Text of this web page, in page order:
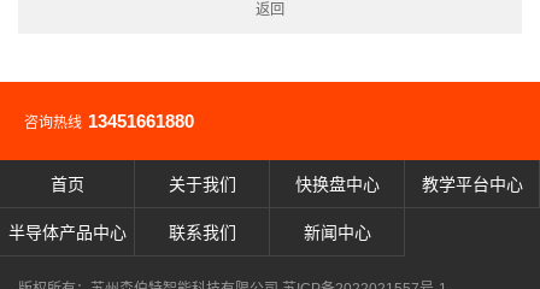
返回
咨询热线 13451661880
首页 关于我们 快换盘中心 教学平台中心
半导体产品中心 联系我们 新闻中心